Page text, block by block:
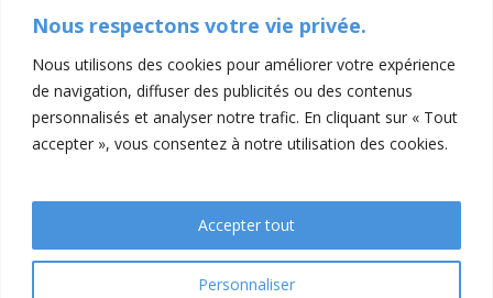
Nous respectons votre vie privée.
Nous utilisons des cookies pour améliorer votre expérience
de navigation, diffuser des publicités ou des contenus
personnalisés et analyser notre trafic. En cliquant sur « Tout
accepter », vous consentez à notre utilisation des cookies.
Personnaliser
Accepter tout
Mentions légales
Conditions générales de ventes